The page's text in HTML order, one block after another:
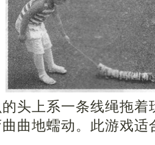
头上系一条线绳拖着
曲地蠕动。此游戏适